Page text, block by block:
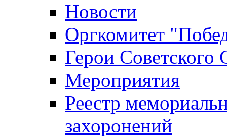
Новости
Оргкомитет
Герои Советского
Мероприятия
Реестр
захоронений